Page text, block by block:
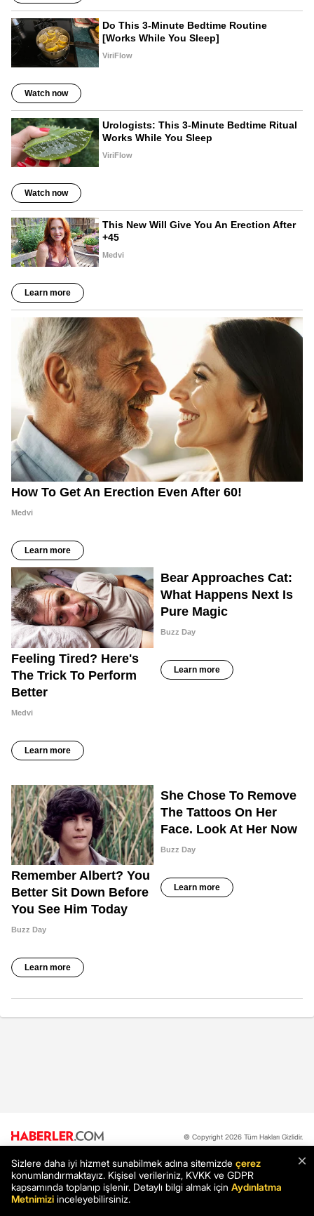
© Copyright 2026 Tüm Hakları Gizlidir.
Hakkımızda Reklam İletişim Künye Yayın İlkeleri
×
Sizlere daha iyi hizmet sunabilmek adına sitemizde çerez
konumlandırmaktayız. Kişisel verileriniz, KVKK ve GDPR
kapsamında toplanıp işlenir. Detaylı bilgi almak için Aydınlatma
Metnimizi inceleyebilirsiniz.